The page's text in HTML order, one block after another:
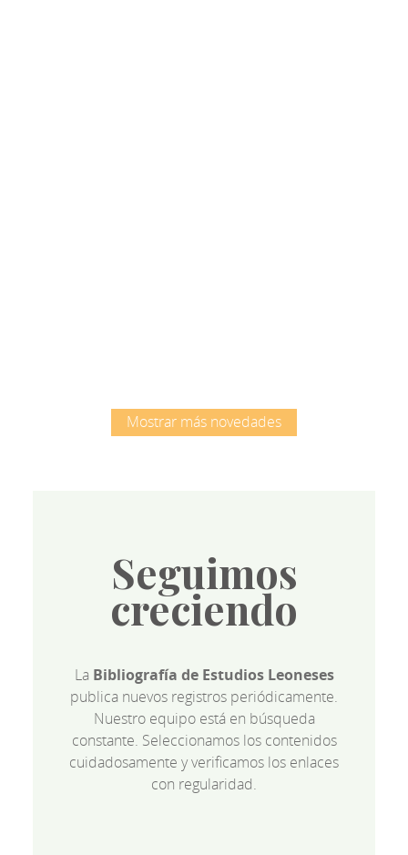
Mostrar más novedades
Seguimos
creciendo
La Bibliografía de Estudios Leoneses
publica nuevos registros periódicamente.
Nuestro equipo está en búsqueda
constante. Seleccionamos los contenidos
cuidadosamente y verificamos los enlaces
con regularidad.